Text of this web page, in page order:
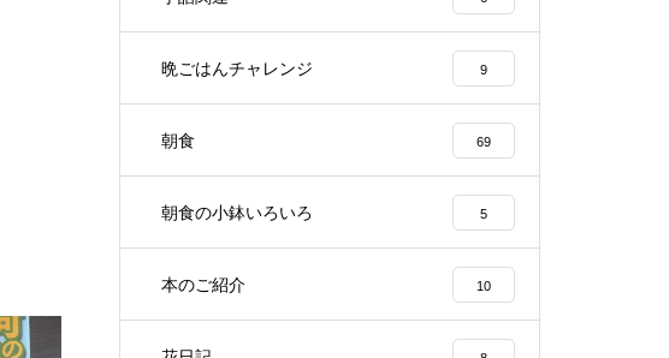
晩ごはんチャレンジ 9
朝食 69
朝食の小鉢いろいろ 5
本のご紹介 10